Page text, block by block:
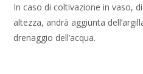
In caso di coltivazione in vaso,
altezza, andrà aggiunta
drenaggio dell’acqua.